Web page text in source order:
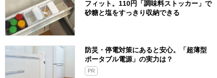
フィット。110円「調味料ストッカー」で
砂糖と塩をすっきり収納できる
防災・停電対策にあると安心。「超薄型
ポータブル電源」の実力は？​
PR